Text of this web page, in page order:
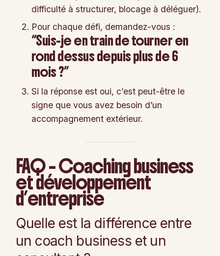
difficulté à structurer, blocage à déléguer).
Pour chaque défi, demandez-vous :
“Suis-je en train de tourner en
rond dessus depuis plus de 6
mois ?”
Si la réponse est oui, c’est peut-être le
signe que vous avez besoin d’un
accompagnement extérieur.
FAQ – Coaching business
et développement
d’entreprise
Quelle est la différence entre
un coach business et un